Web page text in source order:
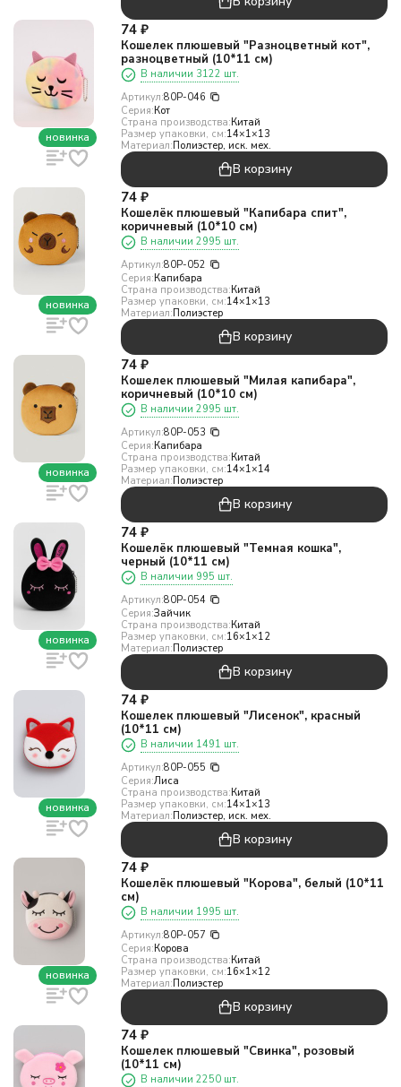
новинка
74 ₽
Кошелек плюшевый "Разноцветный кот",
разноцветный (10*11 см)
В наличии 3122 шт.
Артикул:80P-046
Серия:Кот
Страна производства:Китай
Размер упаковки, см:14×1×13
Материал:Полиэстер, иск. мех.
В корзину
новинка
74 ₽
Кошелёк плюшевый "Капибара спит",
коричневый (10*10 см)
В наличии 2995 шт.
Артикул:80P-052
Серия:Капибара
Страна производства:Китай
Размер упаковки, см:14×1×13
Материал:Полиэстер
В корзину
новинка
74 ₽
Кошелек плюшевый "Милая капибара",
коричневый (10*10 см)
В наличии 2995 шт.
Артикул:80P-053
Серия:Капибара
Страна производства:Китай
Размер упаковки, см:14×1×14
Материал:Полиэстер
В корзину
новинка
74 ₽
Кошелёк плюшевый "Темная кошка",
черный (10*11 см)
В наличии 995 шт.
Артикул:80P-054
Серия:Зайчик
Страна производства:Китай
Размер упаковки, см:16×1×12
Материал:Полиэстер
В корзину
новинка
74 ₽
Кошелек плюшевый "Лисенок", красный
(10*11 см)
В наличии 1491 шт.
Артикул:80P-055
Серия:Лиса
Страна производства:Китай
Размер упаковки, см:14×1×13
Материал:Полиэстер, иск. мех.
В корзину
новинка
74 ₽
Кошелёк плюшевый "Корова", белый (10*11
см)
В наличии 1995 шт.
Артикул:80P-057
Серия:Корова
Страна производства:Китай
Размер упаковки, см:16×1×12
Материал:Полиэстер
В корзину
74 ₽
Кошелек плюшевый "Свинка", розовый
(10*11 см)
В наличии 2250 шт.